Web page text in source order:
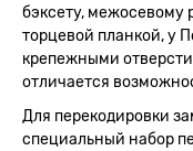
бэксету, межосевому
торцевой планкой, у
крепежными
отличается
Для перекодировки
специальный набор